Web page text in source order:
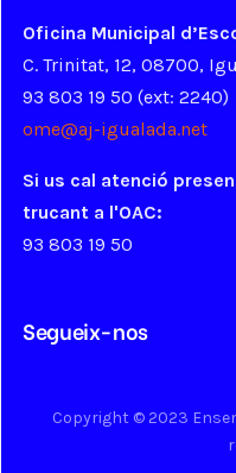
Oficina Municipal
C. Trinitat, 12, 08700,
93 803 19 50 (ext: 2240)
ome@aj-igualada.net
Si us cal atenció
trucant a l'OAC:
93 803 19 50
Segueix-nos
Copyright © 2023